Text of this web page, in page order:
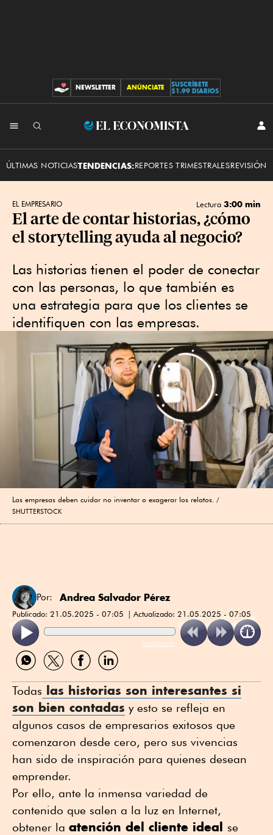
CONTRIBUCIONES
NEWSLETTER ANÚNCIATE
SUSCRÍBETE
$1.99 DIARIOS
El
ÚLTIMAS NOTICIASTENDENCIAS:REPORTES TRIMESTRALESREVISIÓN
EL EMPRESARIO Lectura 3:00 min
El arte de contar historias, ¿cómo
el storytelling ayuda al negocio?
Las historias tienen el poder de conectar
con las personas, lo que también es
una estrategia para que los clientes se
identifiquen con las empresas.
Las empresas deben cuidar no inventar o exagerar los relatos.
SHUTTERSTOCK
Por: Andrea Salvador Pérez
Publicado: 21.05.2025 - 07:05 Actualizado: 21.05.2025 - 07:05
ReadSpeaker
Compartir
por
Compartir
por
Compartir
por
Compartir
por
Todas las historias son interesantes si
son bien contadas y esto se refleja en
algunos casos de empresarios exitosos que
comenzaron desde cero, pero sus vivencias
han sido de inspiración para quienes desean
emprender.
Por ello, ante la inmensa variedad de
contenido que salen a la luz en Internet,
obtener la atención del cliente ideal se